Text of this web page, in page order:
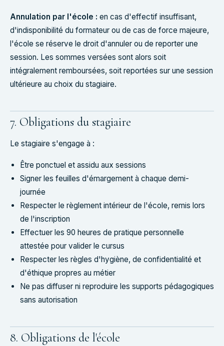
Annulation par l'école : en cas d'effectif insuffisant,
d'indisponibilité du formateur ou de cas de force majeure,
l'école se réserve le droit d'annuler ou de reporter une
session. Les sommes versées sont alors soit
intégralement remboursées, soit reportées sur une session
ultérieure au choix du stagiaire.
7. Obligations du stagiaire
Le stagiaire s'engage à :
Être ponctuel et assidu aux sessions
Signer les feuilles d'émargement à chaque demi-
journée
Respecter le règlement intérieur de l'école, remis lors
de l'inscription
Effectuer les 90 heures de pratique personnelle
attestée pour valider le cursus
Respecter les règles d'hygiène, de confidentialité et
d'éthique propres au métier
Ne pas diffuser ni reproduire les supports pédagogiques
sans autorisation
8. Obligations de l'école